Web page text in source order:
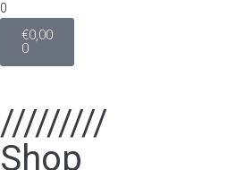
0
€0,00
0
/////////
Shop